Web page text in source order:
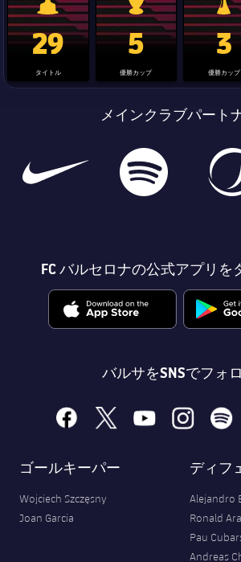
結果
スケジュール
PLUSICON
LABEL.ARIA.PLUS
トップチーム
plusicon
label.aria.plus
スケジュール
トップチーム
plusicon
label.aria.plus
スケジュール
順位表
La Liga trophy
29
タイトル
Champions League
5
優勝カップ
3
優勝カップ
メインクラブパート
FC バルセロナの公式アプリを
バルサをSNSでフォ
facebook
x youtubeinstagramspotify
ゴールキーパー
Wojciech Szczęsny
Joan Garcia
ディフ
Alejandro
Ronald
Pau
Andreas